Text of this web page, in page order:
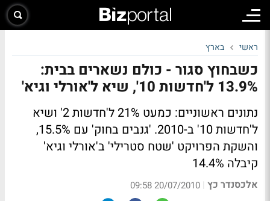
ראשי בארץ
כשבחוץ סגור - כולם נשארים בבית:
13.9% ל'חדשות 10', שיא ל'אורלי וגיא'
נתונים ראשוניים: כמעט 21% ל'חדשות 2' ושיא
ל'חדשות 10' ב-2010. 'גנבים בחוק' עם 15.5%,
והשקת הפרויקט 'שטח סטרילי' ב'אורלי וגיא'
קיבלה 14.4%
אלכסנדר כץ |
20/07/2010 09:58